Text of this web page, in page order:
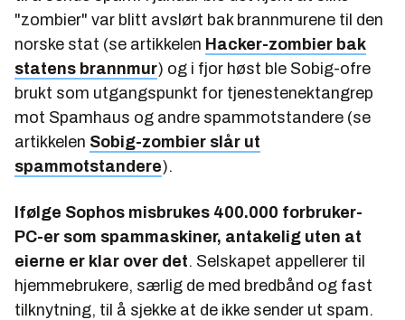
"zombier" var blitt avslørt bak brannmurene til den
norske stat (se artikkelen Hacker-zombier bak
statens brannmur) og i fjor høst ble Sobig-ofre
brukt som utgangspunkt for tjenestenektangrep
mot Spamhaus og andre spammotstandere (se
artikkelen Sobig-zombier slår ut
spammotstandere).
Ifølge Sophos misbrukes 400.000 forbruker-
PC-er som spammaskiner, antakelig uten at
eierne er klar over det. Selskapet appellerer til
hjemmebrukere, særlig de med bredbånd og fast
tilknytning, til å sjekke at de ikke sender ut spam.